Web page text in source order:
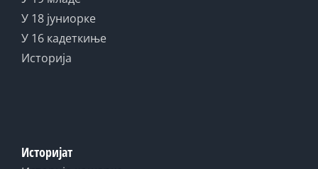
У 18 јуниорке
У 16 кадеткиње
Историја
Историјат